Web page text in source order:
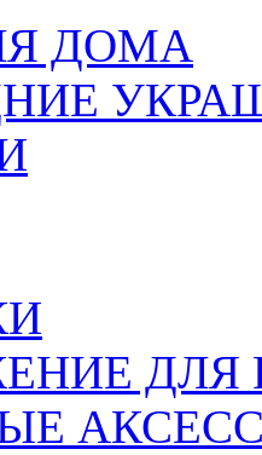
ДОМА
ДЛЯ